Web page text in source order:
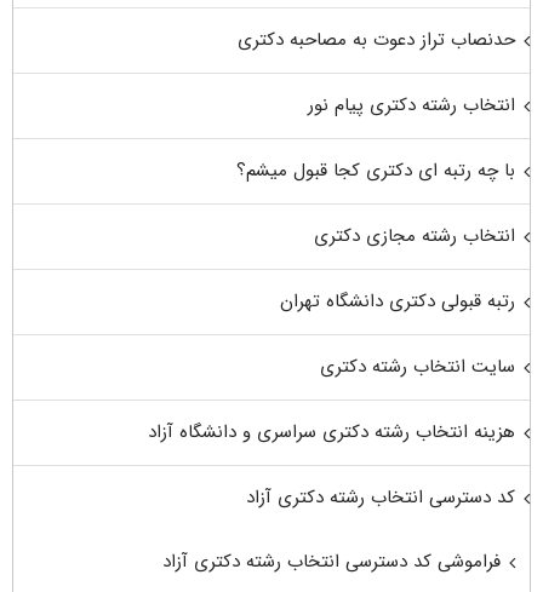
حدنصاب تراز دعوت به مصاحبه دکتری
انتخاب رشته دکتری پیام نور
با چه رتبه ای دکتری کجا قبول میشم؟
انتخاب رشته مجازی دکتری
رتبه قبولی دکتری دانشگاه تهران
سایت انتخاب رشته دکتری
هزینه انتخاب رشته دکتری سراسری و دانشگاه آزاد
کد دسترسی انتخاب رشته دکتری آزاد
فراموشی کد دسترسی انتخاب رشته دکتری آزاد